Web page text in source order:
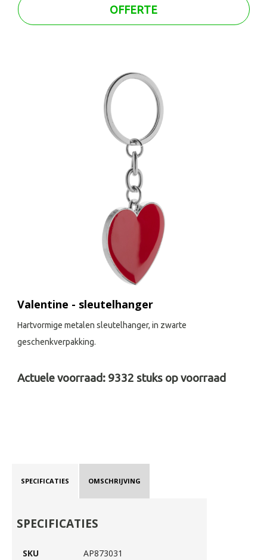
OFFERTE
Valentine - sleutelhanger
Hartvormige metalen sleutelhanger, in zwarte
geschenkverpakking.
Actuele voorraad: 9332 stuks op voorraad
SPECIFICATIES OMSCHRIJVING
SPECIFICATIES
SKU AP873031